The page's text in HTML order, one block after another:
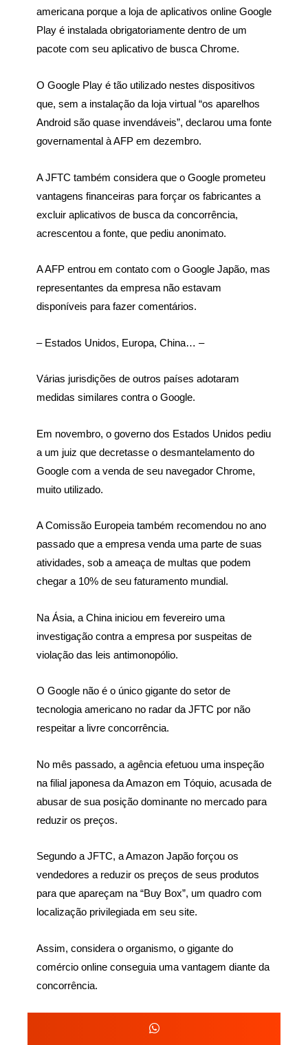
americana porque a loja de aplicativos online Google
Play é instalada obrigatoriamente dentro de um
pacote com seu aplicativo de busca Chrome.
O Google Play é tão utilizado nestes dispositivos
que, sem a instalação da loja virtual “os aparelhos
Android são quase invendáveis”, declarou uma fonte
governamental à AFP em dezembro.
A JFTC também considera que o Google prometeu
vantagens financeiras para forçar os fabricantes a
excluir aplicativos de busca da concorrência,
acrescentou a fonte, que pediu anonimato.
A AFP entrou em contato com o Google Japão, mas
representantes da empresa não estavam
disponíveis para fazer comentários.
– Estados Unidos, Europa, China… –
Várias jurisdições de outros países adotaram
medidas similares contra o Google.
Em novembro, o governo dos Estados Unidos pediu
a um juiz que decretasse o desmantelamento do
Google com a venda de seu navegador Chrome,
muito utilizado.
A Comissão Europeia também recomendou no ano
passado que a empresa venda uma parte de suas
atividades, sob a ameaça de multas que podem
chegar a 10% de seu faturamento mundial.
Na Ásia, a China iniciou em fevereiro uma
investigação contra a empresa por suspeitas de
violação das leis antimonopólio.
O Google não é o único gigante do setor de
tecnologia americano no radar da JFTC por não
respeitar a livre concorrência.
No mês passado, a agência efetuou uma inspeção
na filial japonesa da Amazon em Tóquio, acusada de
abusar de sua posição dominante no mercado para
reduzir os preços.
Segundo a JFTC, a Amazon Japão forçou os
vendedores a reduzir os preços de seus produtos
para que apareçam na “Buy Box”, um quadro com
localização privilegiada em seu site.
Assim, considera o organismo, o gigante do
comércio online conseguia uma vantagem diante da
concorrência.